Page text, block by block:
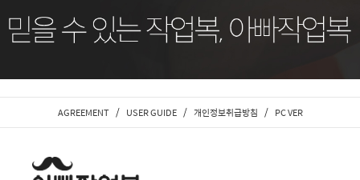
AGREEMENT / USER GUIDE / 개인정보취급방침 / PC VER